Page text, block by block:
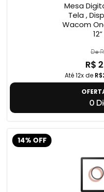
Mesa
Tela ,
Wacom
De
R$
Até 12x de
0
14% OFF